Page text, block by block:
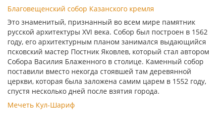
Благовещенский собор Казанского кремля
Это знаменитый, признанный во всем мире памятник
русской архитектуры XVI века. Собор был построен в 1562
году, его архитектурным планом занимался выдающийся
псковский мастер Постник Яковлев, который стал автором
Собора Василия Блаженного в столице. Каменный собор
поставили вместо некогда стоявшей там деревянной
церкви, которая была заложена самим царем в 1552 году,
спустя несколько дней после взятия города.
Мечеть Кул-Шариф